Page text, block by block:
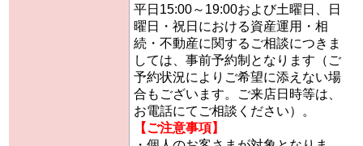
平日15:00～19:00および土曜日、日
曜日・祝日における資産運用・相
続・不動産に関するご相談につきま
しては、事前予約制となります（ご
予約状況によりご希望に添えない場
合もございます。ご来店日時等は、
お電話にてご相談ください）。
【ご注意事項】